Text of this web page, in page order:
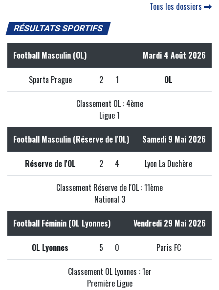
Tous les dossiers
RÉSULTATS SPORTIFS
Football Masculin (OL) Mardi 4 Août 2026
Sparta Prague 2 1 OL
Classement OL : 4ème
Ligue 1
Football Masculin (Réserve de l'OL) Samedi 9 Mai 2026
Réserve de l'OL 2 4 Lyon La Duchère
Classement Réserve de l'OL : 11ème
National 3
Football Féminin (OL Lyonnes) Vendredi 29 Mai 2026
OL Lyonnes 5 0 Paris FC
Classement OL Lyonnes : 1er
Première Ligue